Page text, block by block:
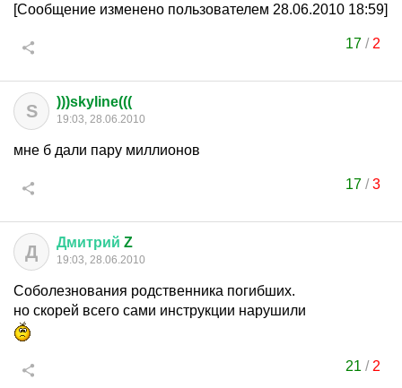
[Сообщение изменено пользователем 28.06.2010 18:59]
17 / 2
S )))skyline(((
19:03, 28.06.2010
мне б дали пару миллионов
17 /3
Д Дмитрий Z
19:03, 28.06.2010
Соболезнования родственника погибших.
но скорей всего сами инструкции нарушили
21 / 2